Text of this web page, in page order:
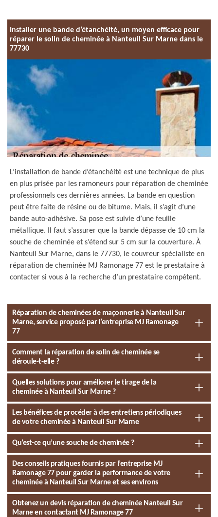
Installer une bande d’étanchéité, un moyen efficace pour
réparer le solin de cheminée à Nanteuil Sur Marne dans le
77730
L’installation de bande d’étanchéité est une technique de plus
en plus prisée par les ramoneurs pour réparation de cheminée
professionnels ces dernières années. La bande en question
peut être faite de résine ou de bitume. Mais, il s’agit d’une
bande auto-adhésive. Sa pose est suivie d’une feuille
métallique. Il faut s’assurer que la bande dépasse de 10 cm la
souche de cheminée et s’étend sur 5 cm sur la couverture. À
Nanteuil Sur Marne, dans le 77730, le couvreur spécialiste en
réparation de cheminée MJ Ramonage 77 est le prestataire à
contacter si vous à la recherche d’un prestataire compétent.
Réparation de cheminées de maçonnerie à Nanteuil Sur
Marne, service proposé par l’entreprise MJ Ramonage
77
Comment la réparation de solin de cheminée se
déroule-t-elle ?
Quelles solutions pour améliorer le tirage de la
cheminée à Nanteuil Sur Marne ?
Les bénéfices de procéder à des entretiens périodiques
de votre cheminée à Nanteuil Sur Marne
Qu’est-ce qu’une souche de cheminée ?
Des conseils pratiques fournis par l’entreprise MJ
Ramonage 77 pour garder la performance de votre
cheminée à Nanteuil Sur Marne et ses environs
Obtenez un devis réparation de cheminée Nanteuil Sur
Marne en contactant MJ Ramonage 77